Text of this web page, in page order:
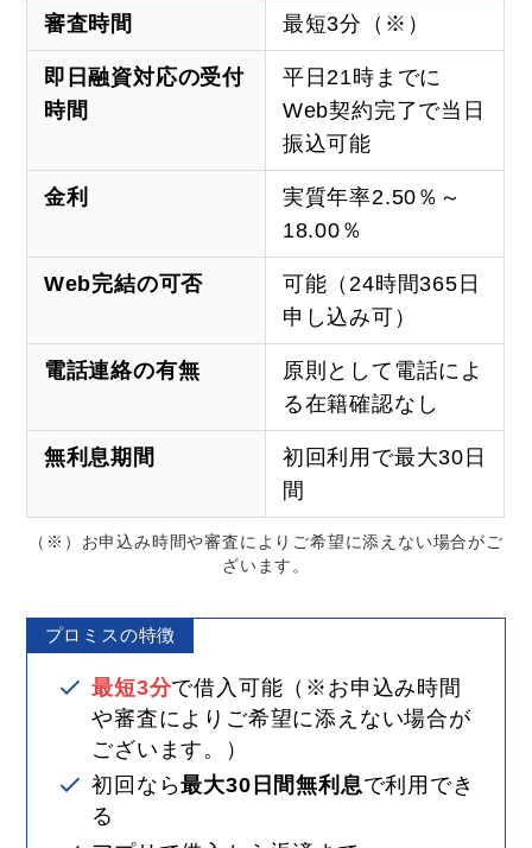
審査時間 最短3分（※）
即日融資対応の受付
時間
平日21時までに
Web契約完了で当日
振込可能
金利
実質年率2.50％～
18.00％
Web完結の可否
可能（24時間365日
申し込み可）
電話連絡の有無
原則として電話によ
る在籍確認なし
無利息期間
初回利用で最大30日
間
（※）お申込み時間や審査によりご希望に添えない場合がご
ざいます。
プロミスの特徴
最短3分で借入可能（※お申込み時間
や審査によりご希望に添えない場合が
ございます。）
初回なら最大30日間無利息で利用でき
る